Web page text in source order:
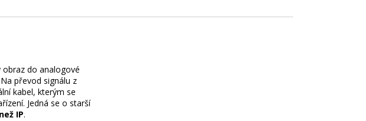
do analogové
převod signálu z
kabel, kterým se
Jedná se o starší
IP.